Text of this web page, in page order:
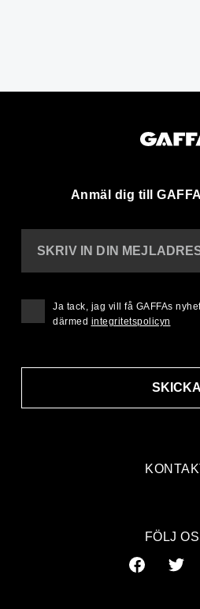
Anmäl dig till
SKRIV IN DIN
SKICKA
Ja tack, jag vill få GAFFAs
därmed integritetspolicyn
FÖLJ